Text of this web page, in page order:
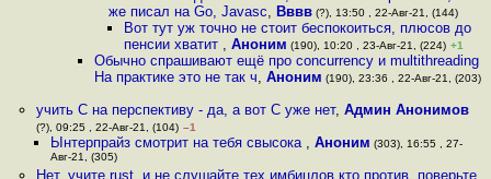
же писал на Go, Javasc, Вввв (?), 13:50 , 22-Авг-21, (144)
Вот тут уж точно не стоит беспокоиться, плюсов до
пенсии хватит , Аноним (190), 10:20 , 23-Авг-21, (224) +1
Обычно спрашивают ещё про concurrency и multithreading
На практике это не так ч, Аноним (190), 23:36 , 22-Авг-21, (203)
учить С на перспективу - да, а вот С уже нет, Админ Анонимов
(?), 09:25 , 22-Авг-21, (104) –1
Ынтерпрайз смотрит на тебя свысока , Аноним (303), 16:55 , 27-
Авг-21, (305)
Нет, учите rust, и не слушайте тех имбицлов кто против, поверьте,